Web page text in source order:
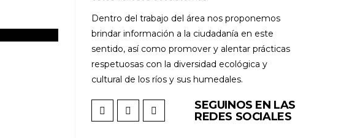
Dentro del trabajo del área nos proponemos
brindar información a la ciudadanía en este
sentido, así como promover y alentar prácticas
respetuosas con la diversidad ecológica y
cultural de los ríos y sus humedales.
SEGUINOS EN LAS
REDES SOCIALES